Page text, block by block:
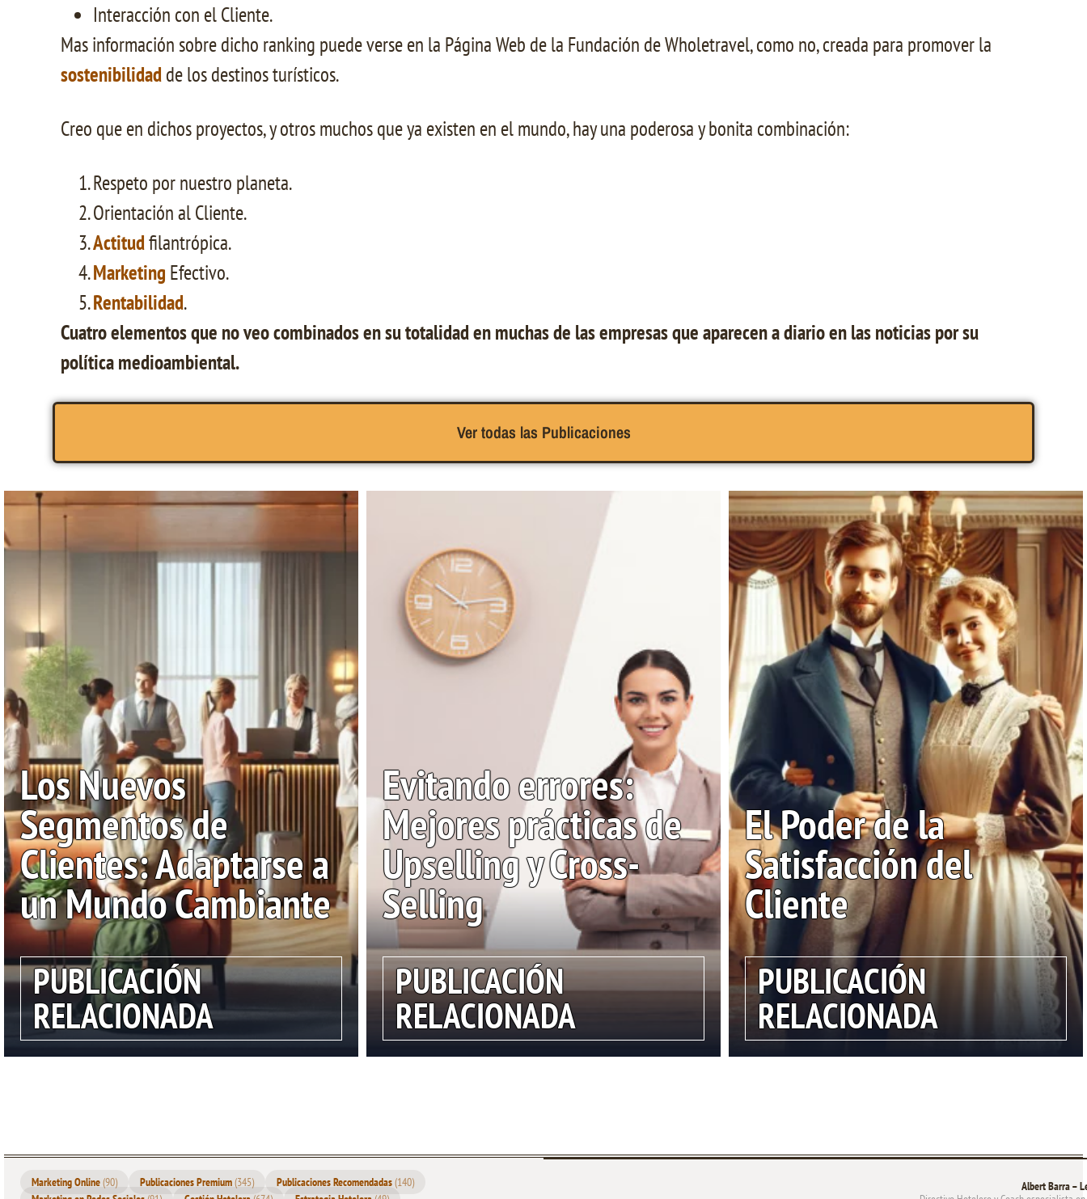
Interacción con el Cliente.
Mas información sobre dicho ranking puede verse en la Página Web de la Fundación de Wholetravel, como no, creada para promover la
sostenibilidadde los destinos turísticos.
Creo que en dichos proyectos, y otros muchos que ya existen en el mundo, hay una poderosa y bonita combinación:
Respeto por nuestro planeta.
Orientación al Cliente.
Actitudfilantrópica.
Marketing Efectivo.
Rentabilidad.
Cuatro elementos que no veo combinados en su totalidad en muchas de las empresas que aparecen a diario en las noticias por su
política medioambiental.
Ver todas las Publicaciones
Los Nuevos
Segmentos de
Clientes: Adaptarse a
un Mundo Cambiante
PUBLICACIÓN
RELACIONADA
Evitando errores:
Mejores prácticas de
Upselling y Cross-
Selling
PUBLICACIÓN
RELACIONADA
El Poder de la
Satisfacción del
Cliente
PUBLICACIÓN
RELACIONADA
Marketing Online(90) Publicaciones Premium(345) Publicaciones Recomendadas(140)
Albert Barra –